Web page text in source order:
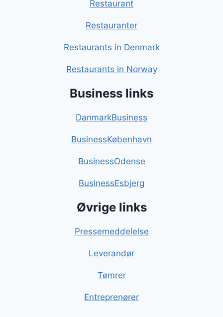
Restaurant
Restauranter
Restaurants in Denmark
Restaurants in Norway
Business links
DanmarkBusiness
BusinessKøbenhavn
BusinessOdense
BusinessEsbjerg
Øvrige links
Pressemeddelelse
Leverandør
Tømrer
Entreprenører